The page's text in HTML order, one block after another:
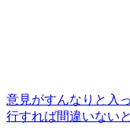
意見がすんなりと入
行すれば間違いない